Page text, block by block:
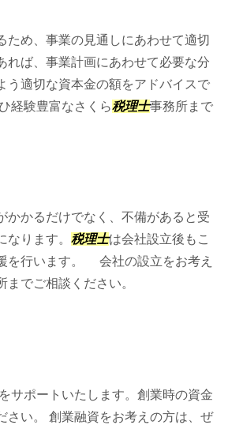
め、事業の見通しにあわせて適切
れば、事業計画にあわせて必要な分
う適切な資本金の額をアドバイスで
経験豊富なさくら税理士事務所まで
かかるだけでなく、不備があると受
ります。 税理士は会社設立後もこ
を行います。 会社の設立をお考え
までご相談ください。
サポートいたします。創業時の資金
さい。 創業融資をお考えの方は、ぜ